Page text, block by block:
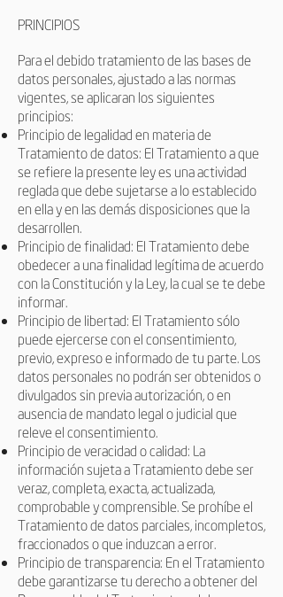
PRINCIPIOS
Para el debido tratamiento de las bases de
datos personales, ajustado a las normas
vigentes, se aplicaran los siguientes
principios:
Principio de legalidad en materia de
Tratamiento de datos: El Tratamiento a que
se refiere la presente ley es una actividad
reglada que debe sujetarse a lo establecido
en ella y en las demás disposiciones que la
desarrollen.
Principio de finalidad: El Tratamiento debe
obedecer a una finalidad legítima de acuerdo
con la Constitución y la Ley, la cual se te debe
informar.
Principio de libertad: El Tratamiento sólo
puede ejercerse con el consentimiento,
previo, expreso e informado de tu parte. Los
datos personales no podrán ser obtenidos o
divulgados sin previa autorización, o en
ausencia de mandato legal o judicial que
releve el consentimiento.
Principio de veracidad o calidad: La
información sujeta a Tratamiento debe ser
veraz, completa, exacta, actualizada,
comprobable y comprensible. Se prohíbe el
Tratamiento de datos parciales, incompletos,
fraccionados o que induzcan a error.
Principio de transparencia: En el Tratamiento
debe garantizarse tu derecho a obtener del